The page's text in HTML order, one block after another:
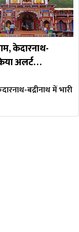
केदारनाथ-
अलर्ट…
बद्रीनाथ में भारी